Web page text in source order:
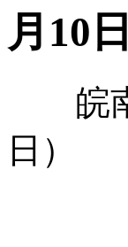
月10日
皖南
日）